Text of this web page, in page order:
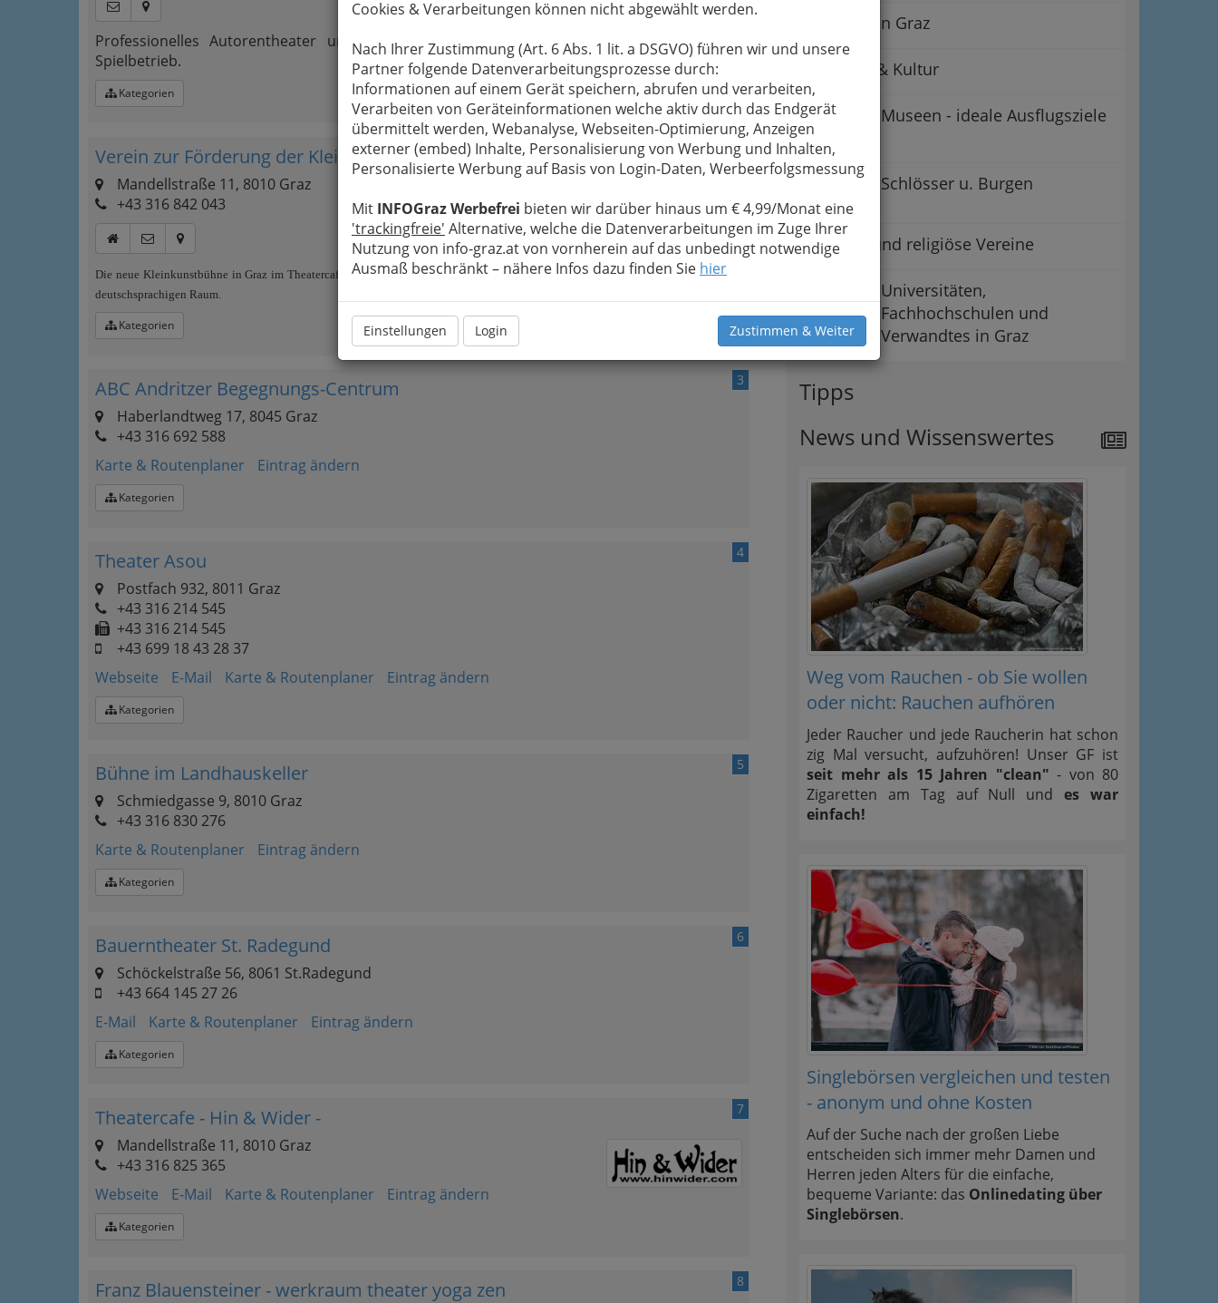
Cookies & Verarbeitungen können nicht abgewählt werden.
Nach Ihrer Zustimmung (Art. 6 Abs. 1 lit. a DSGVO) führen wir und unsere
Partner folgende Datenverarbeitungsprozesse durch:
Informationen auf einem Gerät speichern, abrufen und verarbeiten,
Verarbeiten von Geräteinformationen welche aktiv durch das Endgerät
übermittelt werden, Webanalyse, Webseiten-Optimierung, Anzeigen
externer (embed) Inhalte, Personalisierung von Werbung und Inhalten,
Personalisierte Werbung auf Basis von Login-Daten, Werbeerfolgsmessung
Mit INFOGraz Werbefrei bieten wir darüber hinaus um € 4,99/Monat eine
'trackingfreie' Alternative, welche die Datenverarbeitungen im Zuge Ihrer
Nutzung von info-graz.at von vornherein auf das unbedingt notwendige
Ausmaß beschränkt – nähere Infos dazu finden Sie hier
Einstellungen Login Zustimmen & Weiter
Professionelles Autorentheater unter der Leitung von Willi Bernhart mit ganzjährigem
Spielbetrieb.
Kategorien
2
Verein zur Förderung der Kleinkunst
Mandellstraße 11, 8010 Graz
+43 316 842 043
Die neue Kleinkunstbühne in Graz im Theatercafé ist auch eine der wichtigsten Kleinkunstbühnen im
deutschsprachigen Raum.
Kategorien
3
ABC Andritzer Begegnungs-Centrum
Haberlandtweg 17, 8045 Graz
+43 316 692 588
Karte & Routenplaner
Eintrag ändern
Kategorien
4
Theater Asou
Postfach 932, 8011 Graz
+43 316 214 545
+43 316 214 545
+43 699 18 43 28 37
Webseite
E-Mail Karte & Routenplaner Eintrag ändern
Kategorien
5
Bühne im Landhauskeller
Schmiedgasse 9, 8010 Graz
+43 316 830 276
Karte & Routenplaner
Eintrag ändern
Kategorien
6
Bauerntheater St. Radegund
Schöckelstraße 56, 8061 St.Radegund
+43 664 145 27 26
E-Mail
Karte & Routenplaner Eintrag ändern
Kategorien
7
Theatercafe - Hin & Wider -
Mandellstraße 11, 8010 Graz
+43 316 825 365
Webseite
E-Mail Karte & Routenplaner Eintrag ändern
Kategorien
8
Franz Blauensteiner - werkraum theater yoga zen
Kirchen in Graz
Kirchen & Kultur
Museen - ideale Ausflugsziele
Schlösser u. Burgen
Soziale und religiöse Vereine
Universitäten,
Fachhochschulen und
Verwandtes in Graz
Tipps
News und Wissenswertes
Weg vom Rauchen - ob Sie wollen
oder nicht: Rauchen aufhören
Jeder Raucher und jede Raucherin hat schon
zig Mal versucht, aufzuhören! Unser GF ist
seit mehr als 15 Jahren "clean" - von 80
Zigaretten am Tag auf Null undes war
einfach!
Singlebörsen vergleichen und testen
- anonym und ohne Kosten
Auf der Suche nach der großen Liebe
entscheiden sich immer mehr Damen und
Herren jeden Alters für die einfache,
bequeme Variante: das Onlinedating über
Singlebörsen.